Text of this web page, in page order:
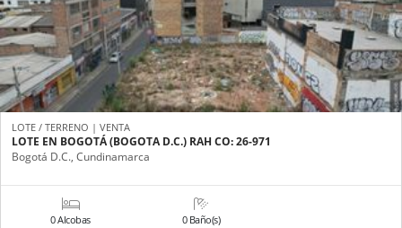
LOTE / TERRENO | VENTA
LOTE EN BOGOTÁ (BOGOTA D.C.) RAH CO: 26-971
Bogotá D.C., Cundinamarca
0 Alcobas 0 Baño(s)